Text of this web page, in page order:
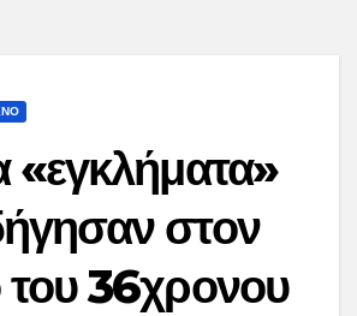
«εγκλήματα»
στον
του 36χρονου